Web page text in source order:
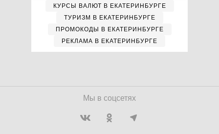
КУРСЫ ВАЛЮТ В ЕКАТЕРИНБУРГЕ
ТУРИЗМ В ЕКАТЕРИНБУРГЕ
ПРОМОКОДЫ В ЕКАТЕРИНБУРГЕ
РЕКЛАМА В ЕКАТЕРИНБУРГЕ
Мы в соцсетях